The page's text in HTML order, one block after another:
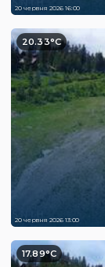
20 червня 2026 16:00
20.33°C
20 червня 2026 13:00
17.89°C